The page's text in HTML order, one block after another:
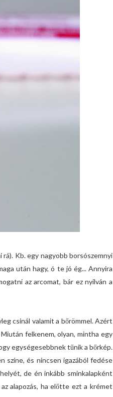
Kb. egy nagyobb borsószemnyi
után hagy, ó te jó ég... Annyira
az arcomat, bár ez nyilván a
csinál valamit a bőrömmel. Azért
felkenem, olyan, mintha egy
egységesebbnek tűnik a bőrkép.
színe, és nincsen igazából fedése
de én inkább sminkalapként
alapozás, ha előtte ezt a krémet